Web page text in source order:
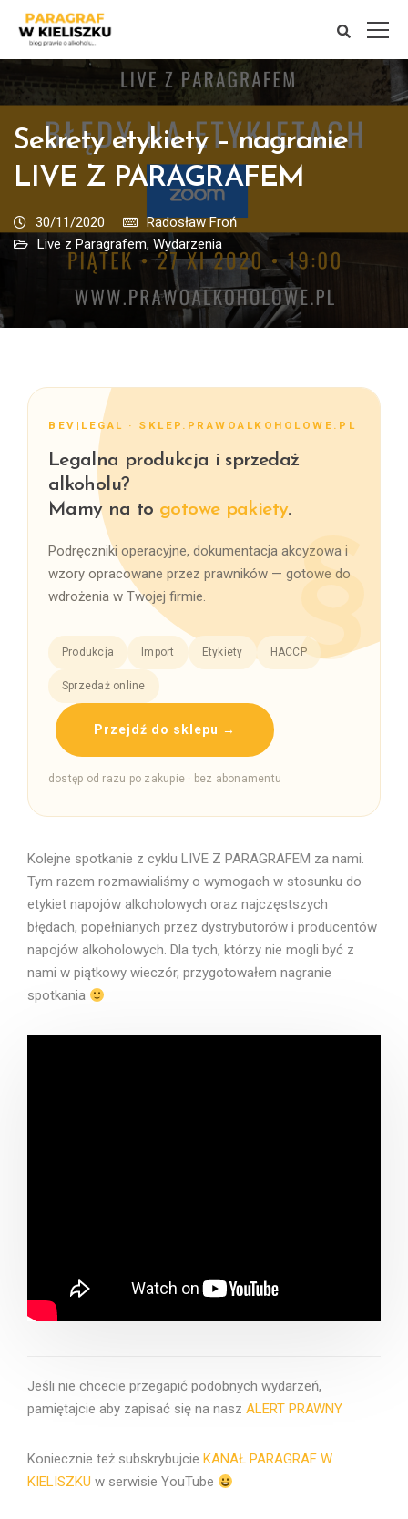
Sekrety etykiety – nagranie
LIVE Z PARAGRAFEM
30/11/2020
Radosław Froń
Live z Paragrafem, Wydarzenia
BEV|LEGAL · SKLEP.PRAWOALKOHOLOWE.PL
Legalna produkcja i sprzedaż
alkoholu?
Mamy na to gotowe pakiety.
Podręczniki operacyjne, dokumentacja akcyzowa i
wzory opracowane przez prawników — gotowe do
wdrożenia w Twojej firmie.
Produkcja Import Etykiety HACCP
Sprzedaż online
Przejdź do sklepu →
dostęp od razu po zakupie · bez abonamentu
Kolejne spotkanie z cyklu LIVE Z PARAGRAFEM za nami.
Tym razem rozmawialiśmy o wymogach w stosunku do
etykiet napojów alkoholowych oraz najczęstszych
błędach, popełnianych przez dystrybutorów i producentów
napojów alkoholowych. Dla tych, którzy nie mogli być z
nami w piątkowy wieczór, przygotowałem nagranie
spotkania
Jeśli nie chcecie przegapić podobnych wydarzeń,
pamiętajcie aby zapisać się na nasz ALERT PRAWNY
Koniecznie też subskrybujcie KANAŁ PARAGRAF W
KIELISZKU w serwisie YouTube